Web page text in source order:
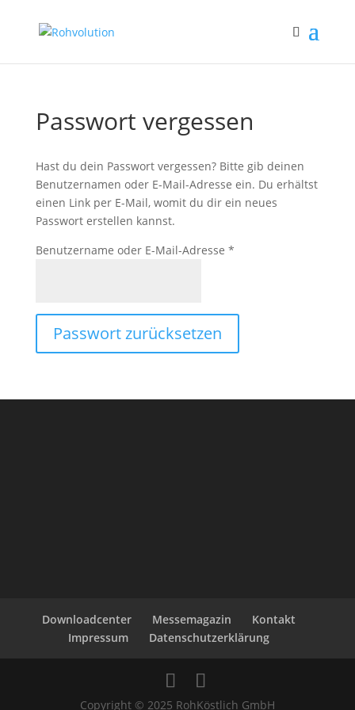
Passwort vergessen
Hast du dein Passwort vergessen? Bitte gib deinen
Benutzernamen oder E-Mail-Adresse ein. Du erhältst
einen Link per E-Mail, womit du dir ein neues
Passwort erstellen kannst.
Benutzername oder E-Mail-Adresse *Erforderlich
Passwort zurücksetzen
Downloadcenter Messemagazin
Kontakt
Impressum
Datenschutzerklärung
Copyright © 2025 RohKöstlich GmbH